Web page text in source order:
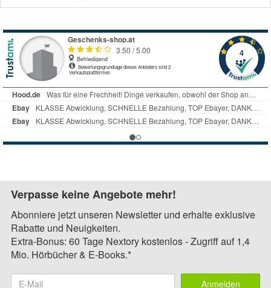
Verpasse keine Angebote mehr!
Abonniere jetzt unseren Newsletter und erhalte exklusive
Rabatte und Neuigkeiten.
Extra-Bonus: 60 Tage Nextory kostenlos - Zugriff auf 1,4
Mio. Hörbücher & E-Books.*
Anmelden